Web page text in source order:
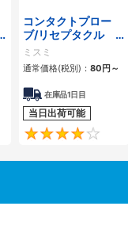
4.3
コンタクトプロー
ブ/リセプタクル
604シリーズ
ミスミ
通常価格(税別)： 80円 ～
在庫品1日目
当日出荷可能